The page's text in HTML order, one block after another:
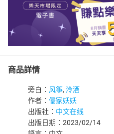
商品詳情
旁白： 风筝, 泠酒
作者： 儒家妖妖
出版社： 中文在线
出版日期：2023/02/14